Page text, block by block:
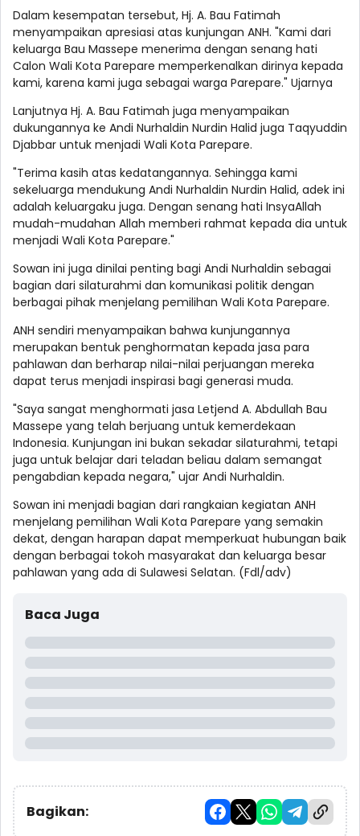
Dalam kesempatan tersebut, Hj. A. Bau Fatimah
menyampaikan apresiasi atas kunjungan ANH. "Kami dari
keluarga Bau Massepe menerima dengan senang hati
Calon Wali Kota Parepare memperkenalkan dirinya kepada
kami, karena kami juga sebagai warga Parepare." Ujarnya
Lanjutnya Hj. A. Bau Fatimah juga menyampaikan
dukungannya ke Andi Nurhaldin Nurdin Halid juga Taqyuddin
Djabbar untuk menjadi Wali Kota Parepare.
"Terima kasih atas kedatangannya. Sehingga kami
sekeluarga mendukung Andi Nurhaldin Nurdin Halid, adek ini
adalah keluargaku juga. Dengan senang hati InsyaAllah
mudah-mudahan Allah memberi rahmat kepada dia untuk
menjadi Wali Kota Parepare."
Sowan ini juga dinilai penting bagi Andi Nurhaldin sebagai
bagian dari silaturahmi dan komunikasi politik dengan
berbagai pihak menjelang pemilihan Wali Kota Parepare.
ANH sendiri menyampaikan bahwa kunjungannya
merupakan bentuk penghormatan kepada jasa para
pahlawan dan berharap nilai-nilai perjuangan mereka
dapat terus menjadi inspirasi bagi generasi muda.
"Saya sangat menghormati jasa Letjend A. Abdullah Bau
Massepe yang telah berjuang untuk kemerdekaan
Indonesia. Kunjungan ini bukan sekadar silaturahmi, tetapi
juga untuk belajar dari teladan beliau dalam semangat
pengabdian kepada negara," ujar Andi Nurhaldin.
Sowan ini menjadi bagian dari rangkaian kegiatan ANH
menjelang pemilihan Wali Kota Parepare yang semakin
dekat, dengan harapan dapat memperkuat hubungan baik
dengan berbagai tokoh masyarakat dan keluarga besar
pahlawan yang ada di Sulawesi Selatan. (Fdl/adv)
Baca Juga
Bagikan: